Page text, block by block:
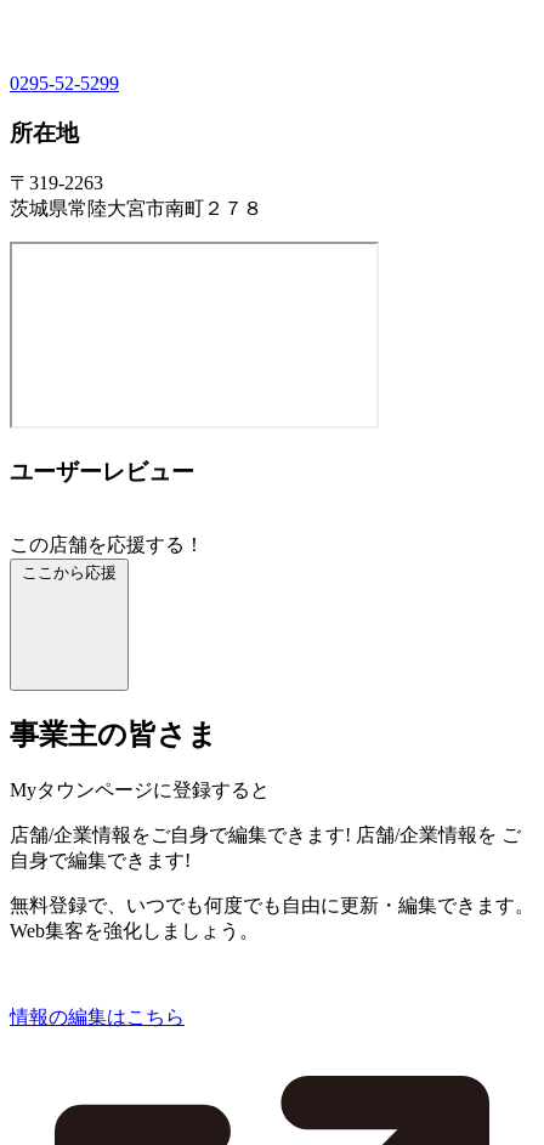
0295-52-5299
所在地
〒319-2263
茨城県常陸大宮市南町２７８
ユーザーレビュー
この店舗を応援する！
ここから応援
事業主の皆さま
Myタウンページに登録すると
店舗/企業情報をご自身で編集できます! 店舗/企業情報を ご
自身で編集できます!
無料登録で、いつでも何度でも自由に更新・編集できます。
Web集客を強化しましょう。
情報の編集はこちら